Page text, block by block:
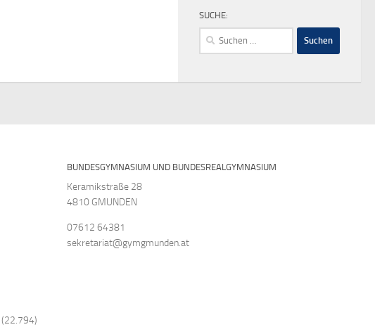
SUCHE:
Suchen
(22.794)
BUNDESGYMNASIUM UND BUNDESREALGYMNASIUM
Keramikstraße 28
4810 GMUNDEN
07612 64381
sekretariat@gymgmunden.at